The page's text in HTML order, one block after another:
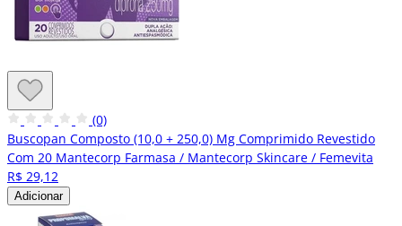
(0)
Buscopan Composto (10,0 + 250,0) Mg Comprimido Revestido
Com 20 Mantecorp Farmasa / Mantecorp Skincare / Femevita
R$ 29,12
Adicionar